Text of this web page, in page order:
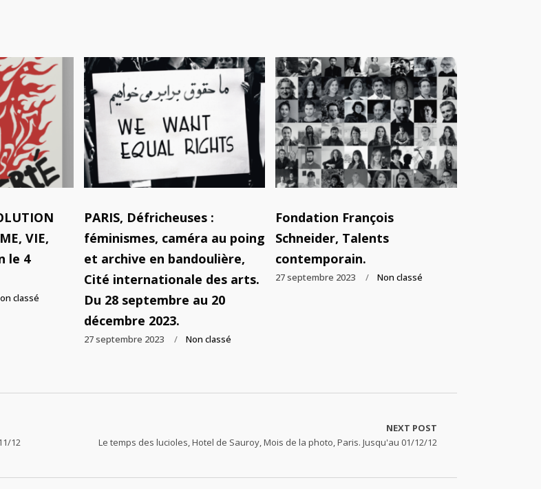
VIE,
le 4
classé
PARIS, Défricheuses :
féminismes, caméra au poing
et archive en bandoulière,
Cité internationale des arts.
Du 28 septembre au 20
décembre 2023.
27 septembre 2023 Non classé
Fondation François
Schneider, Talents
contemporain.
27 septembre 2023 Non classé
12
NEXT POST
Le temps des lucioles, Hotel de Sauroy, Mois de la photo, Paris. Jusqu'au 01/12/12